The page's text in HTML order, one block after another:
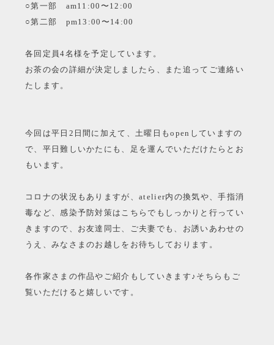
○第一部 am11:00〜12:00
○第二部 pm13:00〜14:00
各回定員4名様を予定しています。
お茶の会の詳細が決定しましたら、また追ってご連絡い
たします。
今回は平日2日間に加えて、土曜日もopenしていますの
で、平日難しいかたにも、足を運んでいただけたらとお
もいます。
コロナの状況もありますが、atelier内の換気や、手指消
毒など、感染予防対策はこちらでもしっかりと行ってい
きますので、お友達同士、ご夫妻でも、お誘いあわせの
うえ、みなさまのお越しをお待ちしております。
各作家さまの作品やご紹介もしていきます♪そちらもご
覧いただけると嬉しいです。